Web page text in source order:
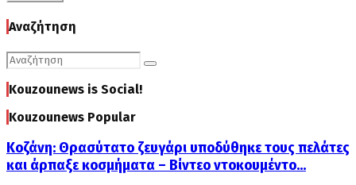
Αναζήτηση
Search
for:
Search
Kouzounews is Social!
Kouzounews Popular
Κοζάνη: Θρασύτατο ζευγάρι υποδύθηκε τους πελάτες
και άρπαξε κοσμήματα – Βίντεο ντοκουμέντο...